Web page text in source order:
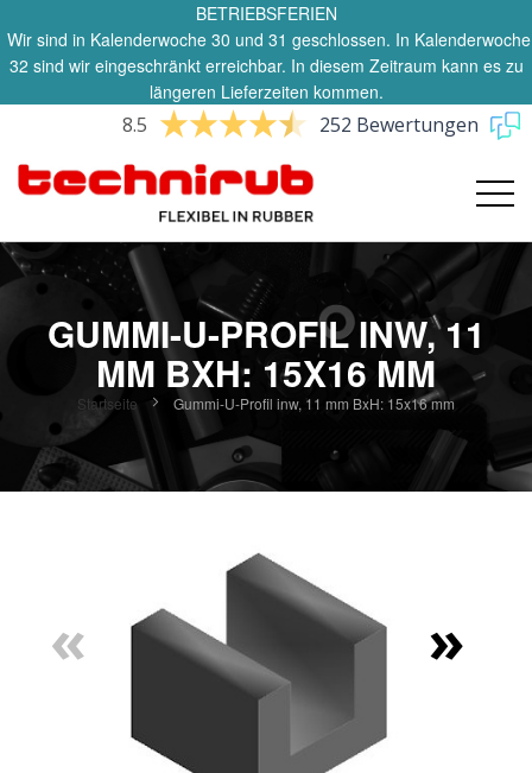
BETRIEBSFERIEN
Wir sind in Kalenderwoche 30 und 31 geschlossen. In Kalenderwoche
32 sind wir eingeschränkt erreichbar. In diesem Zeitraum kann es zu
längeren Lieferzeiten kommen.
8.5 252 Bewertungen
GUMMI-U-PROFIL INW, 11
MM BXH: 15X16 MM
Startseite Gummi-U-Profil inw, 11 mm BxH: 15x16 mm
springen
« »